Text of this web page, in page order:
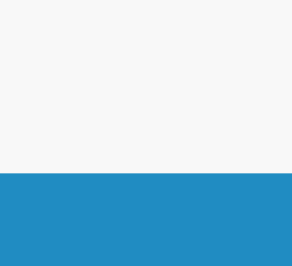
Startplatz Haspa Marathon